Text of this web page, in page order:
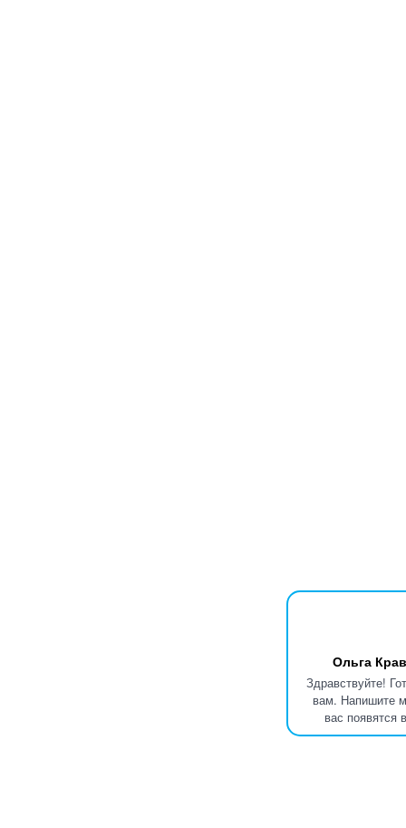
Ольга
Здравствуйте!
вам. Напишите
вас появятся